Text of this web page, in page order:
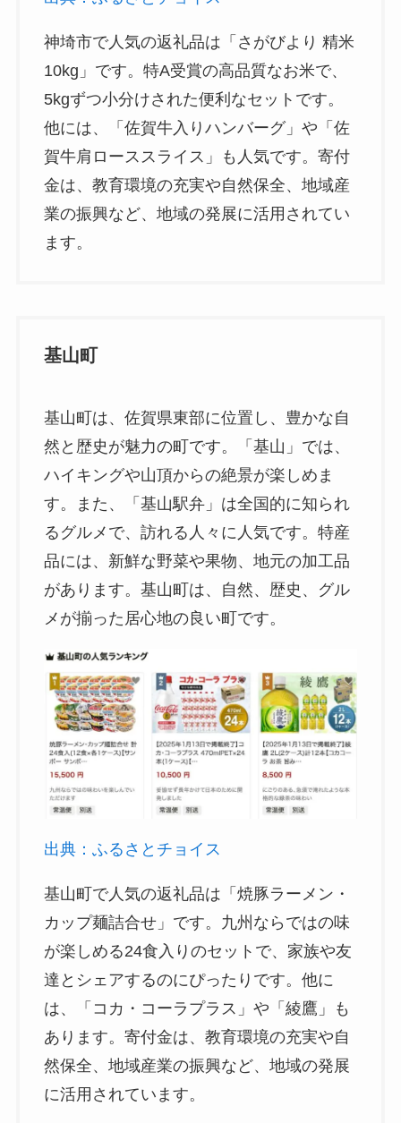
神埼市で人気の返礼品は「さがびより 精米
10kg」です。特A受賞の高品質なお米で、
5kgずつ小分けされた便利なセットです。
他には、「佐賀牛入りハンバーグ」や「佐
賀牛肩ローススライス」も人気です。寄付
金は、教育環境の充実や自然保全、地域産
業の振興など、地域の発展に活用されてい
ます。
基山町
基山町は、佐賀県東部に位置し、豊かな自
然と歴史が魅力の町です。「基山」では、
ハイキングや山頂からの絶景が楽しめま
す。また、「基山駅弁」は全国的に知られ
るグルメで、訪れる人々に人気です。特産
品には、新鮮な野菜や果物、地元の加工品
があります。基山町は、自然、歴史、グル
メが揃った居心地の良い町です。
出典：ふるさとチョイス
基山町で人気の返礼品は「焼豚ラーメン・
カップ麺詰合せ」です。九州ならではの味
が楽しめる24食入りのセットで、家族や友
達とシェアするのにぴったりです。他に
は、「コカ・コーラプラス」や「綾鷹」も
あります。寄付金は、教育環境の充実や自
然保全、地域産業の振興など、地域の発展
に活用されています。